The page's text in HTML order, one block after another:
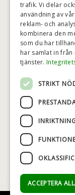
trafik. Vi delar
användning av
reklam- och
kombinera den
som du har
har samlat in från
tjänster.
STRIKT
ACCEPTERA